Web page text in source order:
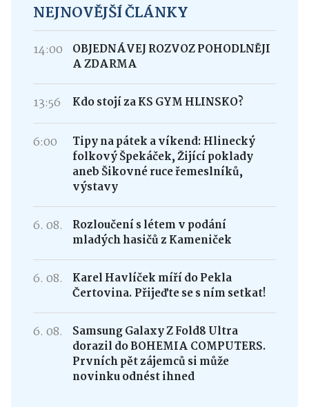
NEJNOVĚJŠÍ ČLÁNKY
14:00
OBJEDNÁVEJ ROZVOZ POHODLNĚJI
A ZDARMA
13:56 Kdo stojí za KS GYM HLINSKO?
6:00
Tipy na pátek a víkend: Hlinecký
folkový Špekáček, Žijící poklady
aneb Šikovné ruce řemeslníků,
výstavy
6. 08.
Rozloučení s létem v podání
mladých hasičů z Kameniček
6. 08.
Karel Havlíček míří do Pekla
Čertovina. Přijeďte se s ním setkat!
6. 08.
Samsung Galaxy Z Fold8 Ultra
dorazil do BOHEMIA COMPUTERS.
Prvních pět zájemců si může
novinku odnést ihned